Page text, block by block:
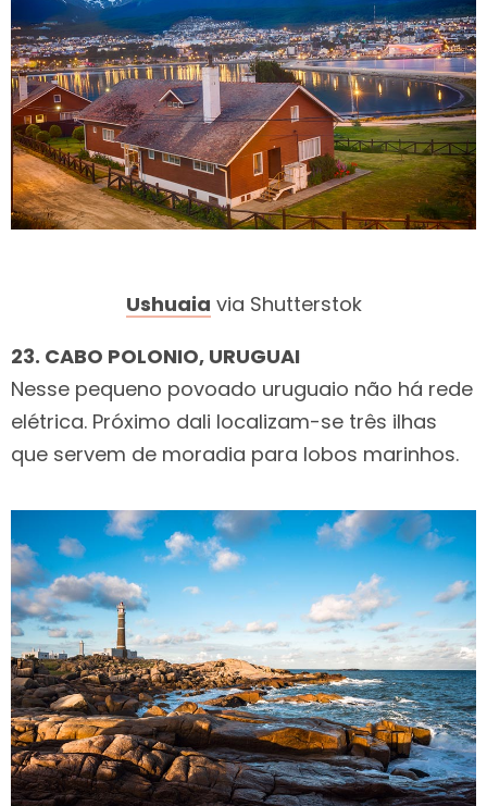
Ushuaia via Shutterstok
23. CABO POLONIO, URUGUAI
Nesse pequeno povoado uruguaio não há rede
elétrica. Próximo dali localizam-se três ilhas
que servem de moradia para lobos marinhos.